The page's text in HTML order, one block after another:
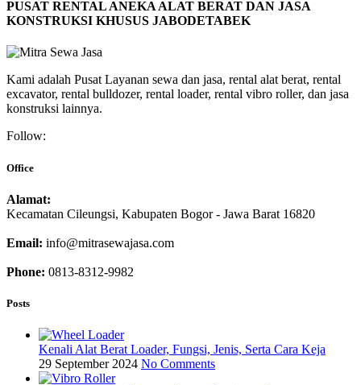
PUSAT RENTAL ANEKA ALAT BERAT DAN JASA
KONSTRUKSI KHUSUS JABODETABEK
Kami adalah Pusat Layanan sewa dan jasa, rental alat berat, rental
excavator, rental bulldozer, rental loader, rental vibro roller, dan jasa
konstruksi lainnya.
Follow:
Office
Alamat:
Kecamatan Cileungsi, Kabupaten Bogor - Jawa Barat 16820
Email: info@mitrasewajasa.com
Phone: 0813-8312-9982
Posts
Kenali Alat Berat Loader, Fungsi, Jenis, Serta Cara Keja
29 September 2024 No Comments